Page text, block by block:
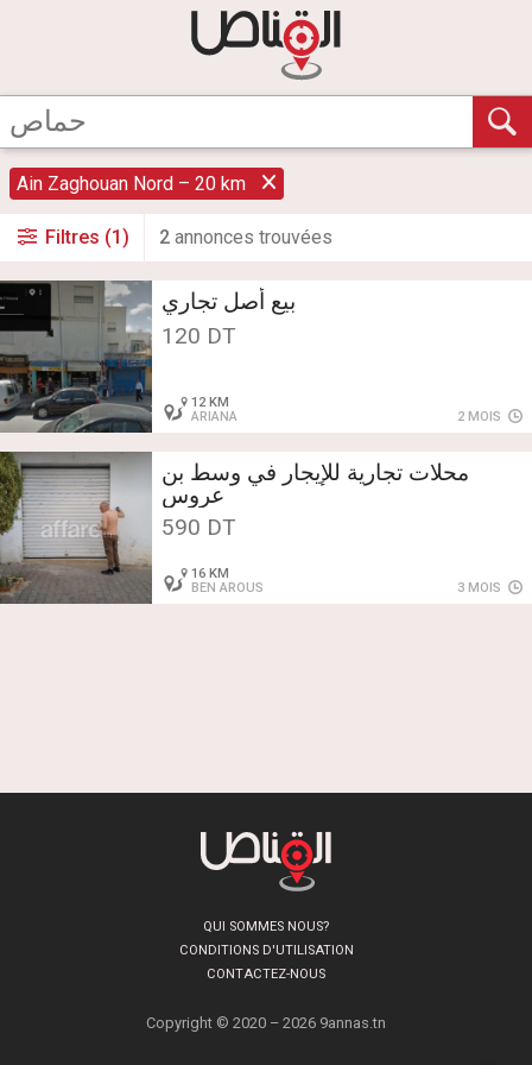
Ain Zaghouan Nord – 20 km
Filtres (1) 2 annonces trouvées
بيع أصل تجاري
120 DT
12 KM
ARIANA
2 MOIS
محلات تجارية للإيجار في وسط بن
عروس
590 DT
16 KM
BEN AROUS
3 MOIS
QUI SOMMES NOUS?
CONDITIONS D'UTILISATION
CONTACTEZ-NOUS
Copyright © 2020 – 2026 9annas.tn